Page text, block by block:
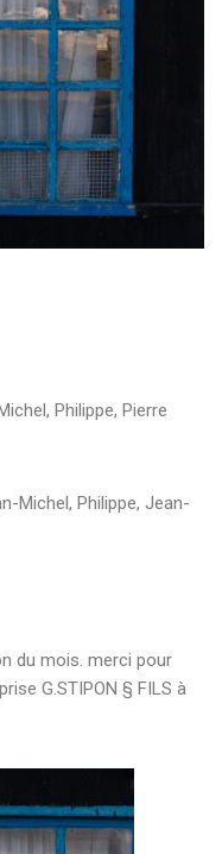
Philippe, Pierre
Michel, Philippe, Jean-
du mois. merci pour
G.STIPON § FILS à